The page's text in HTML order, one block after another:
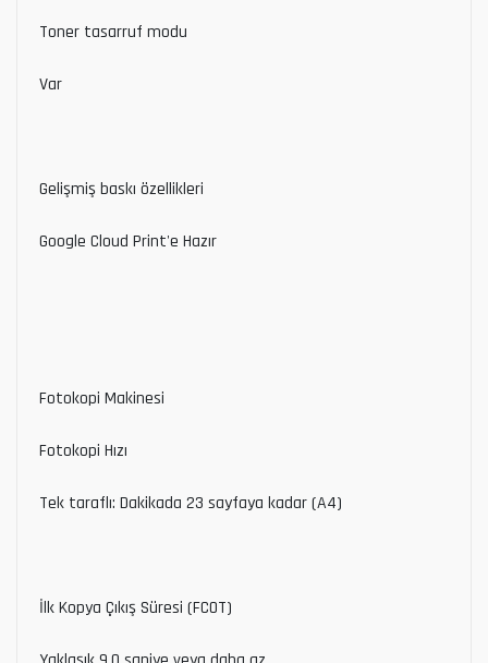
Toner tasarruf modu
Var
Gelişmiş baskı özellikleri
Google Cloud Print'e Hazır
Fotokopi Makinesi
Fotokopi Hızı
Tek taraflı: Dakikada 23 sayfaya kadar (A4)
İlk Kopya Çıkış Süresi (FCOT)